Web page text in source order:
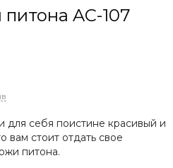
AC-107
для себя поистине красивый и
вам стоит отдать свое
питона.